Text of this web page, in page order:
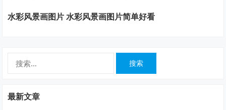
水彩风景画图片 水彩风景画图片简单好看
最新文章